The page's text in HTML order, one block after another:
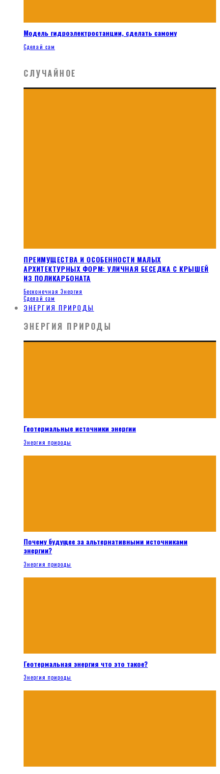
Модель гидроэлектростанции, сделать самому
Сделай сам
СЛУЧАЙНОЕ
ПРЕИМУЩЕСТВА И ОСОБЕННОСТИ МАЛЫХ
АРХИТЕКТУРНЫХ ФОРМ: УЛИЧНАЯ БЕСЕДКА С КРЫШЕЙ
ИЗ ПОЛИКАРБОНАТА
Бесконечная Энергия
Сделай сам
ЭНЕРГИЯ ПРИРОДЫ
ЭНЕРГИЯ ПРИРОДЫ
Геотермальные источники энергии
Энергия природы
Почему будущее за альтернативными источниками
энергии?
Энергия природы
Геотермальная энергия что это такое?
Энергия природы